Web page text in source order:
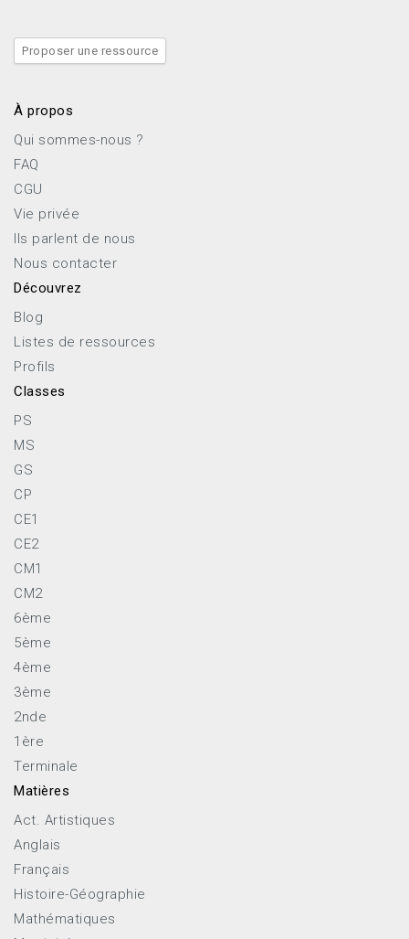
Proposer une ressource
À propos
Qui sommes-nous ?
FAQ
CGU
Vie privée
Ils parlent de nous
Nous contacter
Découvrez
Blog
Listes de ressources
Profils
Classes
PS
MS
GS
CP
CE1
CE2
CM1
CM2
6ème
5ème
4ème
3ème
2nde
1ère
Terminale
Matières
Act. Artistiques
Anglais
Français
Histoire-Géographie
Mathématiques